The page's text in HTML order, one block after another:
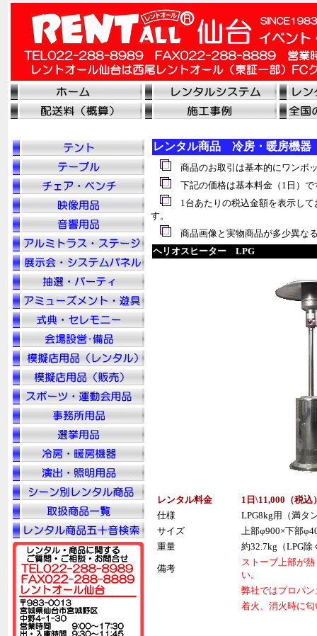
レンタル商品 冷房・暖房機器
商品のお取引は基本的にワンボ
下記の価格は基本料金（1日）で
1台あたりの税込金額を表示して
す。
商品画像と実物商品が多少異な
ヘリオスヒーター LPG
レンタル料金 1日\11,000（税込
仕様
LPG8kg用（満タ
サイズ
上部φ900×下部
重量
約32.7kg（LPG除
備考
ストーブ上部が
い。
弊社ではプロパ
着火、消火時に